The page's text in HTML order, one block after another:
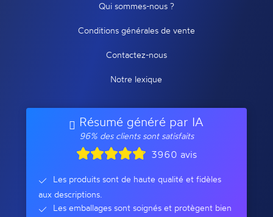
Qui sommes-nous ?
Conditions générales de vente
Contactez-nous
Notre lexique
Résumé généré par IA
96% des clients sont satisfaits
3960 avis
Les produits sont de haute qualité et fidèles
aux descriptions.
Les emballages sont soignés et protègent bien